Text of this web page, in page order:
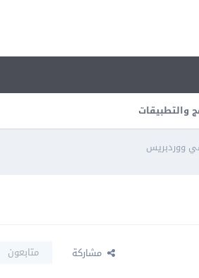
والتطبيقات
ووردبريس
مشاركة متابعون